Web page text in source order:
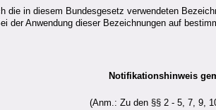
die in diesem Bundesgesetz verwendeten
der Anwendung dieser Bezeichnungen auf
Notifikationshinweis
(Anm.: Zu den §§ 2 - 5, 7, 9,